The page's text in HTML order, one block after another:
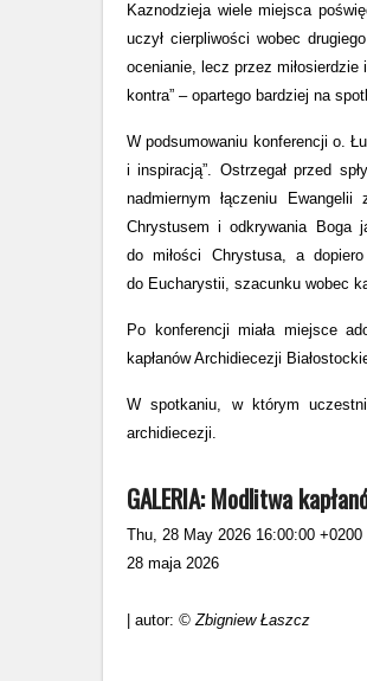
Kaznodzieja wiele miejsca
uczył cierpliwości wobec
ocenianie, lecz przez
kontra” – opartego bardziej na
W podsumowaniu konferencji o.
i inspiracją”. Ostrzegał przed
nadmiernym łączeniu
Chrystusem i odkrywania Boga
do miłości Chrystusa, a
do Eucharystii, szacunku wobec
Po konferencji miała miejsce
kapłanów Archidiecezji
W spotkaniu, w którym
archidiecezji.
GALERIA: Modlitwa
Thu, 28 May 2026 16:00:00 +0200
28 maja 2026
| autor: © Zbigniew Łaszcz